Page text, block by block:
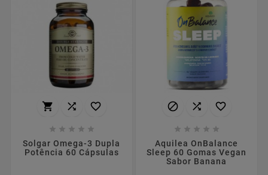
  
    
Solgar Omega-3 Dupla
Potência 60 Cápsulas
  
    
Aquilea OnBalance
Sleep 60 Gomas Vegan
Sabor Banana